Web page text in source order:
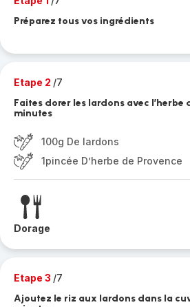
Préparez tous vos ingrédients
Etape 2 /7
Faites dorer les lardons avec l’herbe
minutes
100g De lardons
1pincée D’herbe de Provence
Dorage
Etape 3 /7
Ajoutez le riz aux lardons dans la